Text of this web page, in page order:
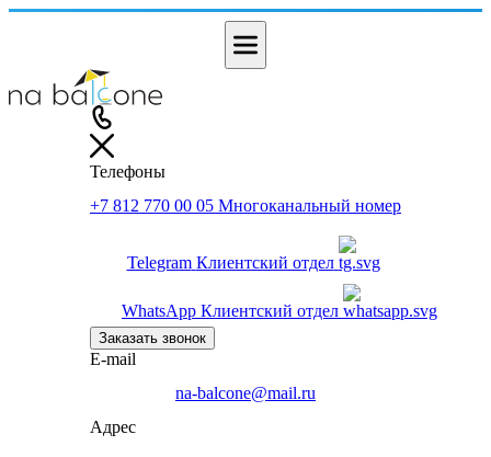
Телефоны
+7 812 770 00 05 Многоканальный номер
Telegram Клиентский отдел
WhatsApp Клиентский отдел
Заказать звонок
E-mail
na-balcone@mail.ru
Адрес